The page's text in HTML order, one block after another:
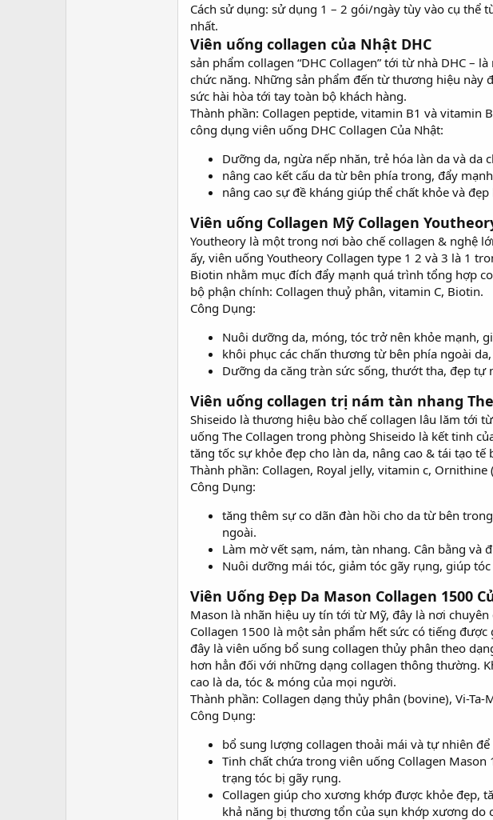
Cách sử dụng: sử dụng 1 – 2 gói/ngày tùy vào cụ
nhất.
Viên uống collagen của Nhật DHC
sản phẩm collagen “DHC Collagen” tới từ nhà DHC
chức năng. Những sản phẩm đến từ thương hiệu này
sức hài hòa tới tay toàn bộ khách hàng.
Thành phần: Collagen peptide, vitamin B1 và vitamin
công dụng viên uống DHC Collagen Của Nhật:
Dưỡng da, ngừa nếp nhăn, trẻ hóa làn da và da
nâng cao kết cấu da từ bên phía trong, đẩy
nâng cao sự đề kháng giúp thể chất khỏe và
Viên uống Collagen Mỹ Collagen
Youtheory là một trong nơi bào chế collagen & nghệ
ấy, viên uống Youtheory Collagen type 1 2 và 3 là 1
Biotin nhằm mục đích đẩy mạnh quá trình tổng hợp
bộ phận chính: Collagen thuỷ phân, vitamin C, Biotin.
Công Dụng:
Nuôi dưỡng da, móng, tóc trở nên khỏe mạnh,
khôi phục các chấn thương từ bên phía ngoài
Dưỡng da căng tràn sức sống, thướt tha, đẹp tự
Viên uống collagen trị nám tàn nhang
Shiseido là thương hiệu bào chế collagen lâu lăm tới
uống The Collagen trong phòng Shiseido là kết tinh
tăng tốc sự khỏe đẹp cho làn da, nâng cao & tái tạo
Thành phần: Collagen, Royal jelly, vitamin c,
Công Dụng:
tăng thêm sự co dãn đàn hồi cho da từ bên
ngoài.
Làm mờ vết sạm, nám, tàn nhang. Cân bằng
Nuôi dưỡng mái tóc, giảm tóc gãy rụng, giúp
Viên Uống Đẹp Da Mason Collagen 1500
Mason là nhãn hiệu uy tín tới từ Mỹ, đây là nơi
Collagen 1500 là một sản phẩm hết sức có tiếng được
đây là viên uống bổ sung collagen thủy phân theo
hơn hẳn đối với những dạng collagen thông thường.
cao là da, tóc & móng của mọi người.
Thành phần: Collagen dạng thủy phân (bovine), Vi-Ta-
Công Dụng:
bổ sung lượng collagen thoải mái và tự nhiên
Tinh chất chứa trong viên uống Collagen
trạng tóc bị gãy rụng.
Collagen giúp cho xương khớp được khỏe đẹp,
khả năng bị thương tổn của sụn khớp xương do